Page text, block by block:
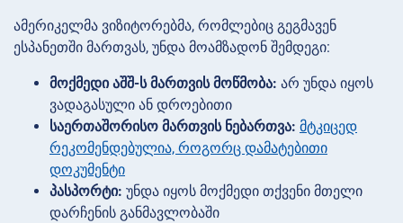
ამერიკელმა ვიზიტორებმა, რომლებიც გეგმავენ
ესპანეთში მართვას, უნდა მოამზადონ შემდეგი:
მოქმედი აშშ-ს მართვის მოწმობა: არ უნდა იყოს
ვადაგასული ან დროებითი
საერთაშორისო მართვის ნებართვა: მტკიცედ
რეკომენდებულია, როგორც დამატებითი
დოკუმენტი
პასპორტი: უნდა იყოს მოქმედი თქვენი მთელი
დარჩენის განმავლობაში